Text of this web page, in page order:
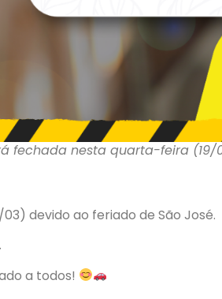
fechada nesta quarta-feira (19/
devido ao feriado de São José.
a todos!